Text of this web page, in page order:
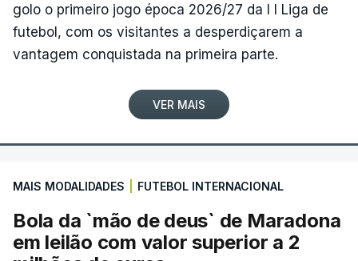
golo o primeiro jogo época 2026/27 da I I Liga de
futebol, com os visitantes a desperdiçarem a
vantagem conquistada na primeira parte.
VER MAIS
MAIS MODALIDADES FUTEBOL INTERNACIONAL
Bola da `mão de deus` de Maradona
em leilão com valor superior a 2